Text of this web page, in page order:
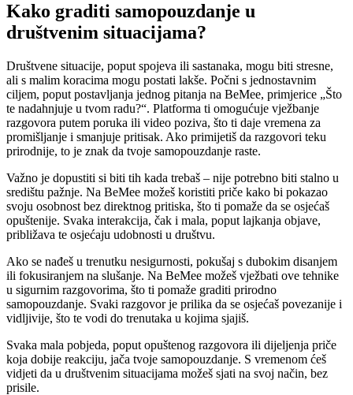
Kako graditi samopouzdanje u
društvenim situacijama?
Društvene situacije, poput spojeva ili sastanaka, mogu biti stresne,
ali s malim koracima mogu postati lakše. Počni s jednostavnim
ciljem, poput postavljanja jednog pitanja na BeMee, primjerice „Što
te nadahnjuje u tvom radu?“. Platforma ti omogućuje vježbanje
razgovora putem poruka ili video poziva, što ti daje vremena za
promišljanje i smanjuje pritisak. Ako primijetiš da razgovori teku
prirodnije, to je znak da tvoje samopouzdanje raste.
Važno je dopustiti si biti tih kada trebaš – nije potrebno biti stalno u
središtu pažnje. Na BeMee možeš koristiti priče kako bi pokazao
svoju osobnost bez direktnog pritiska, što ti pomaže da se osjećaš
opuštenije. Svaka interakcija, čak i mala, poput lajkanja objave,
približava te osjećaju udobnosti u društvu.
Ako se nađeš u trenutku nesigurnosti, pokušaj s dubokim disanjem
ili fokusiranjem na slušanje. Na BeMee možeš vježbati ove tehnike
u sigurnim razgovorima, što ti pomaže graditi prirodno
samopouzdanje. Svaki razgovor je prilika da se osjećaš povezanije i
vidljivije, što te vodi do trenutaka u kojima sjajiš.
Svaka mala pobjeda, poput opuštenog razgovora ili dijeljenja priče
koja dobije reakciju, jača tvoje samopouzdanje. S vremenom ćeš
vidjeti da u društvenim situacijama možeš sjati na svoj način, bez
prisile.